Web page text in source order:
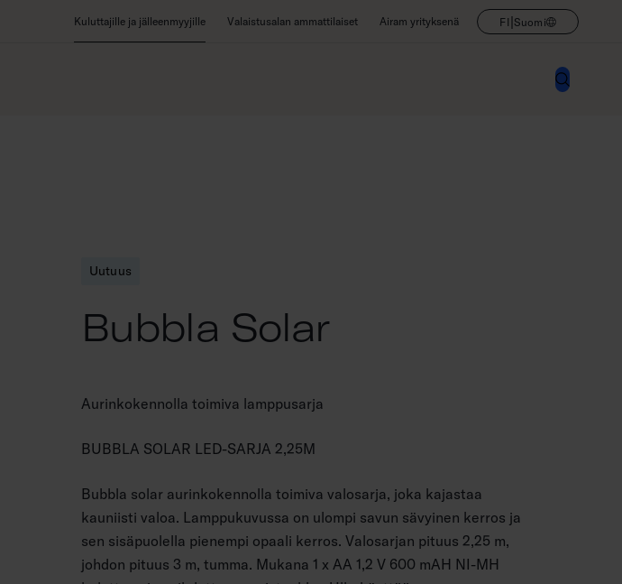
Kuluttajille ja jälleenmyyjille Valaistusalan ammattilaiset Airam yrityksenä FI |Suomi
Uutuus
Bubbla Solar
Aurinkokennolla toimiva lamppusarja
BUBBLA SOLAR LED-SARJA 2,25M
Bubbla solar aurinkokennolla toimiva valosarja, joka kajastaa
kauniisti valoa. Lamppukuvussa on ulompi savun sävyinen kerros ja
sen sisäpuolella pienempi opaali kerros. Valosarjan pituus 2,25 m,
johdon pituus 3 m, tumma. Mukana 1 x AA 1,2 V 600 mAH NI-MH